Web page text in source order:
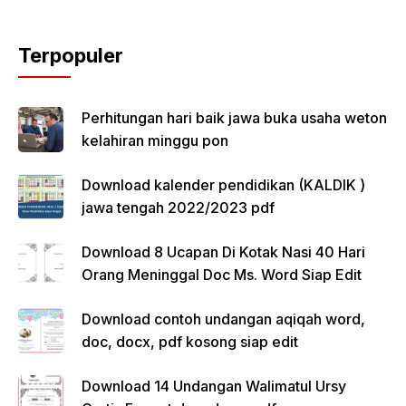
Terpopuler
Perhitungan hari baik jawa buka usaha weton
kelahiran minggu pon
Download kalender pendidikan (KALDIK )
jawa tengah 2022/2023 pdf
Download 8 Ucapan Di Kotak Nasi 40 Hari
Orang Meninggal Doc Ms. Word Siap Edit
Download contoh undangan aqiqah word,
doc, docx, pdf kosong siap edit
Download 14 Undangan Walimatul Ursy